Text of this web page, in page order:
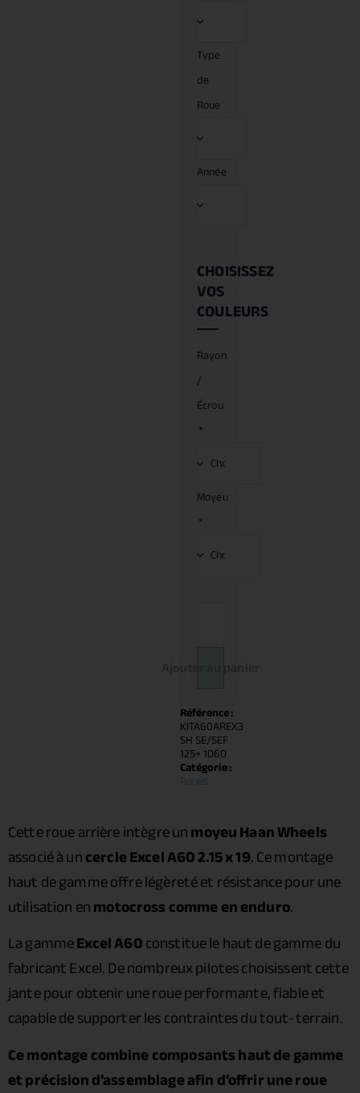
Type
de
Roue
Année
CHOISISSEZ
VOS
COULEURS
Rayon
/
Écrou
*
Moyeu
*
Référence :
KITA60AREX3
SH SE/SEF
125+ 1060
Catégorie :
Roues
Cette roue arrière intègre unmoyeu Haan Wheels
associé à uncercle Excel A60 2.15 x 19. Ce montage
haut de gamme offre légèreté et résistance pour une
utilisation enmotocross comme en enduro.
La gammeExcel A60constitue le haut de gamme du
fabricant Excel. De nombreux pilotes choisissent cette
jante pour obtenir une roue performante, fiable et
capable de supporter les contraintes du tout-terrain.
Ce montage combine composants haut de gamme
et précision d’assemblage afin d’offrir une roue